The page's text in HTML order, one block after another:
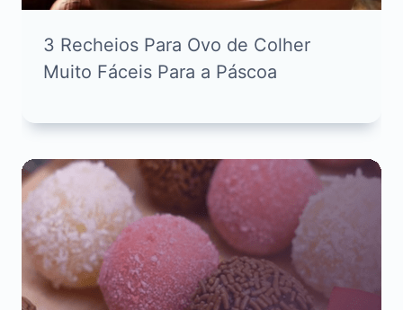
3 Recheios Para Ovo de Colher
Muito Fáceis Para a Páscoa